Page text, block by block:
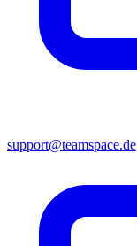
support@teamspace.de